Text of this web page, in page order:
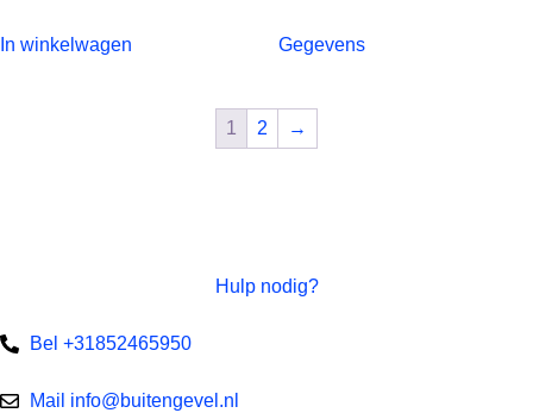
In winkelwagen Gegevens
1 2 →
Hulp nodig?
Bel +31852465950
Mail info@buitengevel.nl